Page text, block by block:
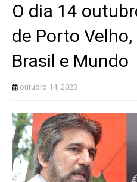
O dia 14
de Porto
Brasil e Mundo
outubro 14, 2023